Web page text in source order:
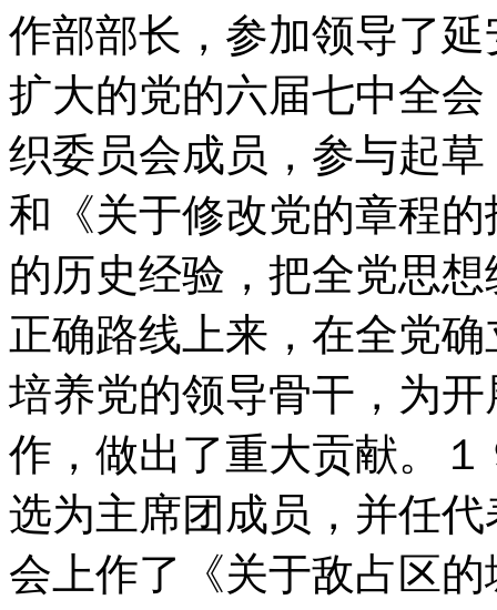
作部部长，参加领导了
扩大的党的六届七中全
织委员会成员，参与起
和《关于修改党的章程
的历史经验，把全党思
正确路线上来，在全党
培养党的领导骨干，为
作，做出了重大贡献。
选为主席团成员，并任
会上作了《关于敌占区